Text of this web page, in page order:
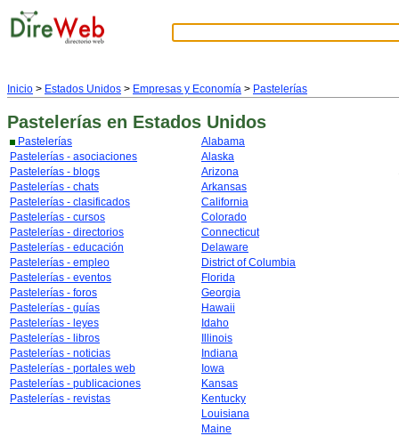
Inicio > Estados Unidos > Empresas y Economía > Pastelerías
Pastelerías en Estados Unidos
Pastelerías
Pastelerías - asociaciones
Pastelerías - blogs
Pastelerías - chats
Pastelerías - clasificados
Pastelerías - cursos
Pastelerías - directorios
Pastelerías - educación
Pastelerías - empleo
Pastelerías - eventos
Pastelerías - foros
Pastelerías - guías
Pastelerías - leyes
Pastelerías - libros
Pastelerías - noticias
Pastelerías - portales web
Pastelerías - publicaciones
Pastelerías - revistas
Alabama
Alaska
Arizona
Arkansas
California
Colorado
Connecticut
Delaware
District of Columbia
Florida
Georgia
Hawaii
Idaho
Illinois
Indiana
Iowa
Kansas
Kentucky
Louisiana
Maine